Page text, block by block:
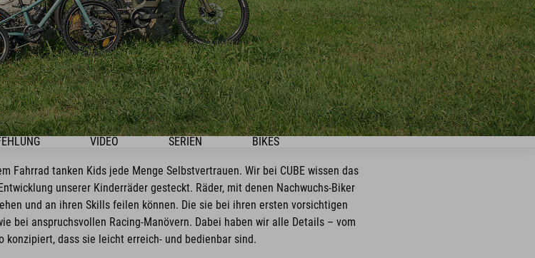
VIDEO SERIEN BIKES
Fahrrad tanken Kids jede Menge Selbstvertrauen. Wir bei CUBE wissen das
unserer Kinderräder gesteckt. Räder, mit denen Nachwuchs-Biker
und an ihren Skills feilen können. Die sie bei ihren ersten vorsichtigen
bei anspruchsvollen Racing-Manövern. Dabei haben wir alle Details – vom
konzipiert, dass sie leicht erreich- und bedienbar sind.